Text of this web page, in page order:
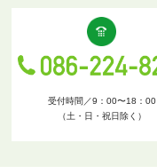
受付時間／9：00〜18：00
（土・日・祝日除く）